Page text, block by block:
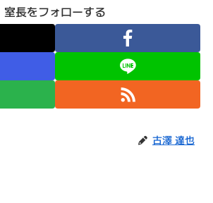
室長をフォローする
古澤 達也